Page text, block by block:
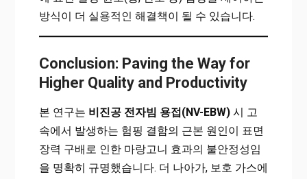
방식이 더 실용적인 해결책이 될 수 있습니다.
Conclusion: Paving the Way for
Higher Quality and Productivity
본 연구는 비진공 전자빔 용접(NV-EBW)시 고
속에서 발생하는 험핑 결함의 근본 원인이 표면
장력 구배로 인한 마랑고니 효과의 불안정성임
을 명확히 규명했습니다. 더 나아가, 보호 가스에